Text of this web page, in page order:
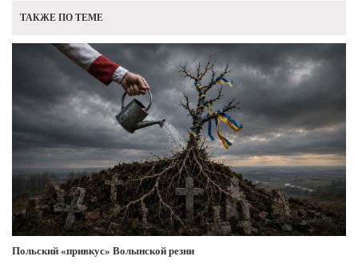
ТАКЖЕ ПО ТЕМЕ
Польский «привкус» Волынской резни